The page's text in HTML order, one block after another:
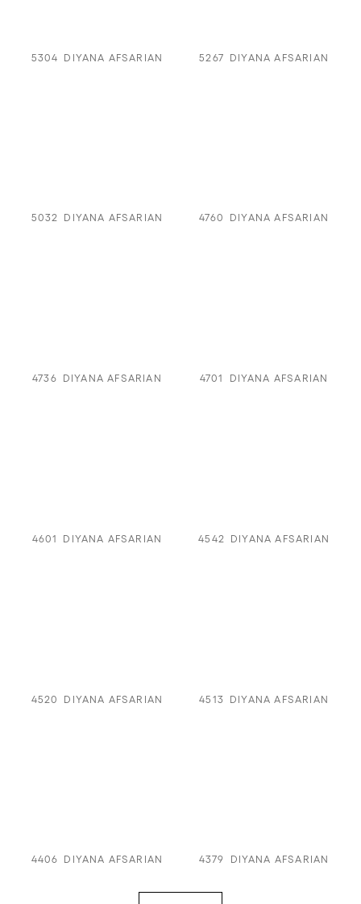
5304 DIYANA AFSARIAN 5267 DIYANA AFSARIAN
5032 DIYANA AFSARIAN 4760 DIYANA AFSARIAN
4736 DIYANA AFSARIAN 4701 DIYANA AFSARIAN
4601 DIYANA AFSARIAN 4542 DIYANA AFSARIAN
4520 DIYANA AFSARIAN 4513 DIYANA AFSARIAN
4406 DIYANA AFSARIAN 4379 DIYANA AFSARIAN